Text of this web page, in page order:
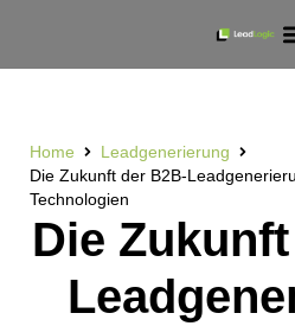
Home
Leadgenerierung
Die Zukunft der B2B-
Technologien
Die